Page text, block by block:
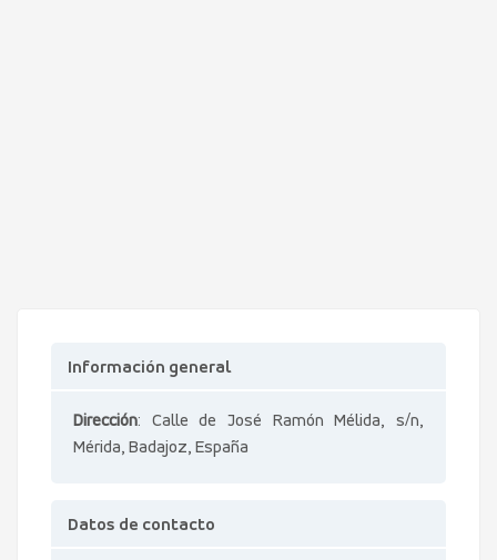
Información general
Dirección: Calle de José Ramón Mélida, s/n,
Mérida, Badajoz, España
Datos de contacto